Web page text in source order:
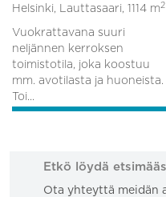
Helsinki, Lauttasaari, 1114 m2
Vuokrattavana suuri
neljännen kerroksen
toimistotila, joka koostuu
mm. avotilasta ja huoneista.
Toi...
Etkö löydä
Ota yhteyttä meidän